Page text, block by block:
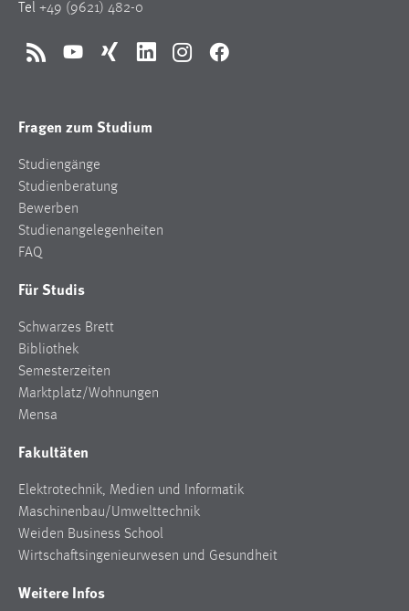
Tel +49 (9621) 482-0
RSS YouTubeXing LinkedInInstagramFacebook
Fragen zum Studium
Studiengänge
Studienberatung
Bewerben
Studienangelegenheiten
FAQ
Für Studis
Schwarzes Brett
Bibliothek
Semesterzeiten
Marktplatz/Wohnungen
Mensa
Fakultäten
Elektrotechnik, Medien und Informatik
Maschinenbau/Umwelttechnik
Weiden Business School
Wirtschaftsingenieurwesen und Gesundheit
Weitere Infos